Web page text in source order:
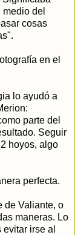
del
cosas
en el
lo ayudó a
parte del
Seguir
hoyos, algo
perfecta.
de Valiante, o
maneras. Lo
irse al